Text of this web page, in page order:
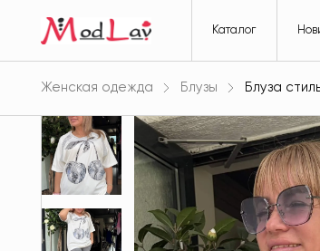
Каталог
Женская одежда Блузы Блуза